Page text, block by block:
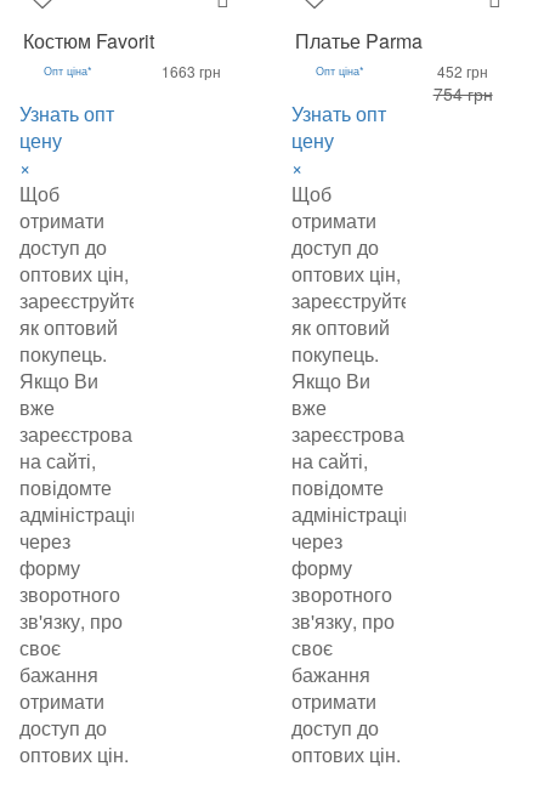
Костюм Favorit
Опт ціна*
Узнать опт
цену
×
Щоб
отримати
доступ до
оптових цін,
зареєструйтеся
як оптовий
покупець.
Якщо Ви
вже
зареєстровані
на сайті,
повідомте
адміністрацію
через
форму
зворотного
зв'язку, про
своє
бажання
отримати
доступ до
оптових цін.
1663 грн
Платье Parma
Опт ціна*
Узнать опт
цену
×
Щоб
отримати
доступ до
оптових цін,
зареєструйтеся
як оптовий
покупець.
Якщо Ви
вже
зареєстровані
на сайті,
повідомте
адміністрацію
через
форму
зворотного
зв'язку, про
своє
бажання
отримати
доступ до
оптових цін.
452 грн
754 грн